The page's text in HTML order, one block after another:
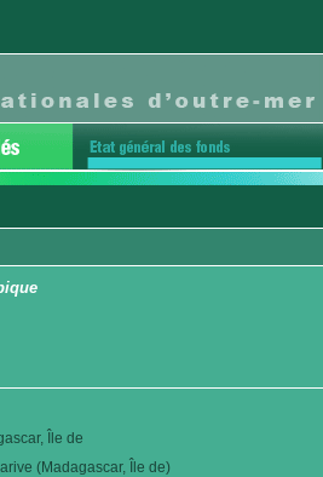
Île de
(Madagascar, Île de)